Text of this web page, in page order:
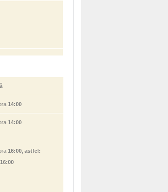
14:00
14:00
16:00, astfel: